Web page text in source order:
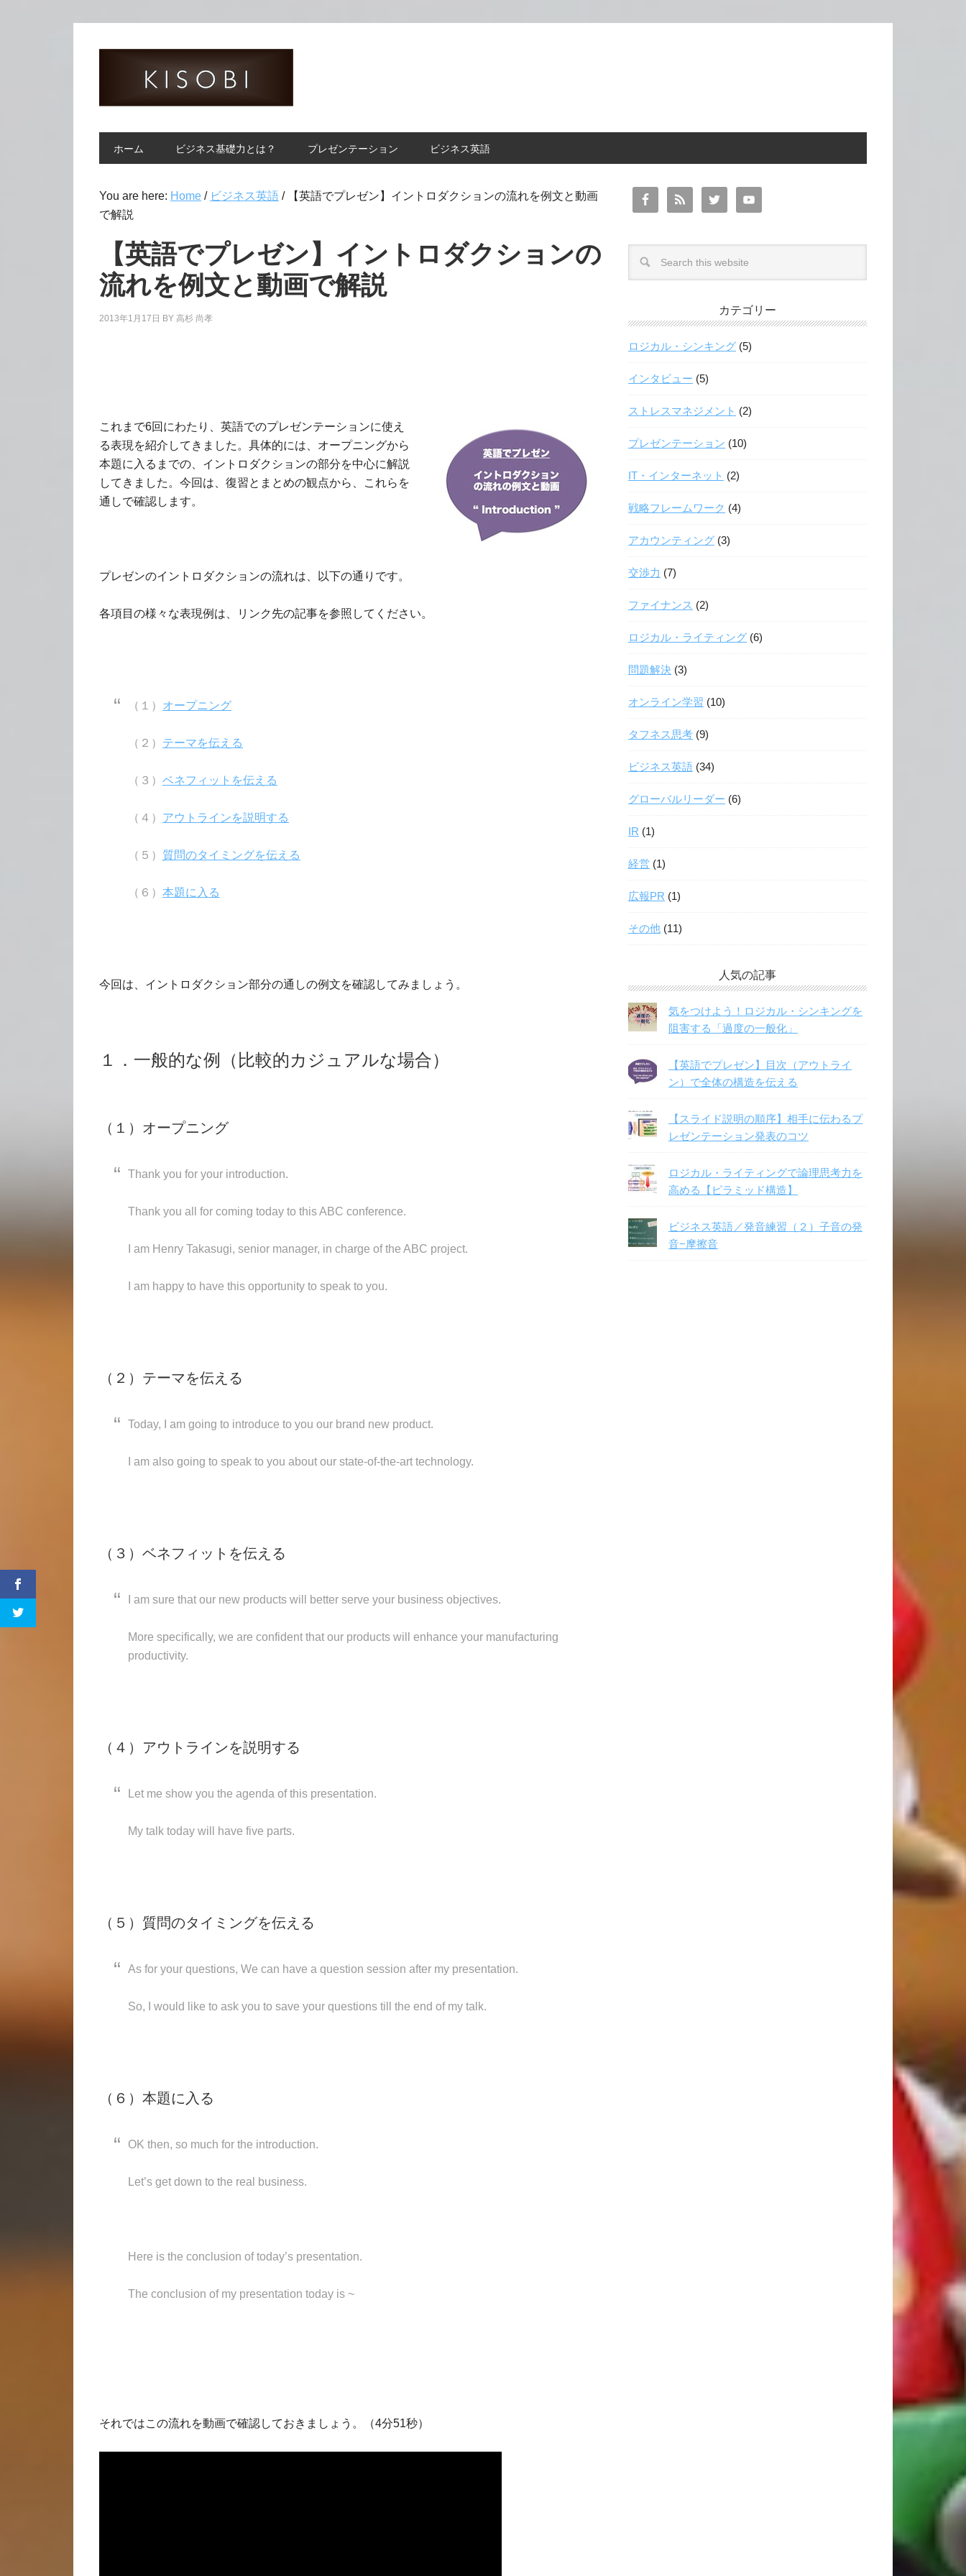
ホーム ビジネス基礎力とは？ プレゼンテーション ビジネス英語
You are here: Home / ビジネス英語 /【英語でプレゼン】イントロダクションの流れを例文と動画
で解説
【英語でプレゼン】イントロダクションの
流れを例文と動画で解説
2013年1月17日 BY 高杉 尚孝
これまで6回にわたり、英語でのプレゼンテーションに使え
る表現を紹介してきました。具体的には、オープニングから
本題に入るまでの、イントロダクションの部分を中心に解説
してきました。今回は、復習とまとめの観点から、これらを
通しで確認します。
プレゼンのイントロダクションの流れは、以下の通りです。
各項目の様々な表現例は、リンク先の記事を参照してください。
（１） オープニング
（２） テーマを伝える
（３） ベネフィットを伝える
（４） アウトラインを説明する
（５） 質問のタイミングを伝える
（６） 本題に入る
今回は、イントロダクション部分の通しの例文を確認してみましょう。
１．一般的な例（比較的カジュアルな場合）
（１）オープニング
Thank you for your introduction.
Thank you all for coming today to this ABC conference.
I am Henry Takasugi, senior manager, in charge of the ABC project.
I am happy to have this opportunity to speak to you.
（２）テーマを伝える
Today, I am going to introduce to you our brand new product.
I am also going to speak to you about our state-of-the-art technology.
（３）ベネフィットを伝える
I am sure that our new products will better serve your business objectives.
More specifically, we are confident that our products will enhance your manufacturing
productivity.
（４）アウトラインを説明する
Let me show you the agenda of this presentation.
My talk today will have five parts.
（５）質問のタイミングを伝える
As for your questions, We can have a question session after my presentation.
So, I would like to ask you to save your questions till the end of my talk.
（６）本題に入る
OK then, so much for the introduction.
Let’s get down to the real business.
Here is the conclusion of today’s presentation.
The conclusion of my presentation today is ~
それではこの流れを動画で確認しておきましょう。（4分51秒）
カテゴリー
ロジカル・シンキング (5)
インタビュー (5)
ストレスマネジメント (2)
プレゼンテーション (10)
IT・インターネット (2)
戦略フレームワーク (4)
アカウンティング (3)
交渉力 (7)
ファイナンス (2)
ロジカル・ライティング (6)
問題解決 (3)
オンライン学習 (10)
タフネス思考 (9)
ビジネス英語 (34)
グローバルリーダー (6)
IR (1)
経営 (1)
広報PR (1)
その他 (11)
人気の記事
気をつけよう！ロジカル・シンキングを
阻害する「過度の一般化」
【英語でプレゼン】目次（アウトライ
ン）で全体の構造を伝える
【スライド説明の順序】相手に伝わるプ
レゼンテーション発表のコツ
ロジカル・ライティングで論理思考力を
高める【ピラミッド構造】
ビジネス英語／発音練習（２）子音の発
音−摩擦音